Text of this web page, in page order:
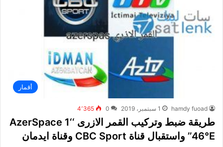
أقمار
hamdy fuoad 1 سبتمبر، 2019 0 4٬365
طريقة ضبط وتركيب القمر الازرى ‘‘AzerSpace 1
46°E’’ واستقبال قناة CBC Sport وقناة ايدمان